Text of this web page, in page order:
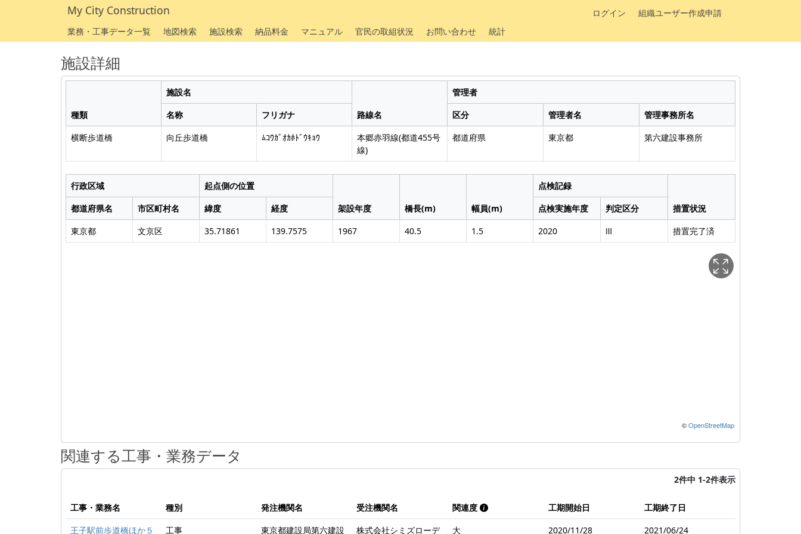
My City Construction ログイン
組織ユーザー作成申請
業務・工事データ一覧
地図検索 施設検索 納品料金 マニュアル 官民の取組状況 お問い合わせ 統計
施設詳細
種類
施設名
路線名
管理者
名称
フリガナ 区分 管理者名
管理事務所名
横断歩道橋
向丘歩道橋 ﾑｺｳｶﾞｵｶﾎﾄﾞｳｷｮｳ
本郷赤羽線(都道455号
線)
都道府県 東京都 第六建設事務所
行政区域
起点側の位置
架設年度
橋長(m) 幅員(m)
点検記録
措置状況
都道府県名 市区町村名 緯度 経度 点検実施年度
判定区分
東京都
文京区 35.71861 139.7575 1967 40.5 1.5 2020 Ⅲ 措置完了済
©OpenStreetMap
関連する工事・業務データ
2件中 1-2件表示
工事・業務名 種別 発注機関名 受注機関名 関連度 工期開始日
工期終了日
王子駅前歩道橋ほか５
工事 東京都建設局第六建設 株式会社シミズローデ 大 2020/11/28 2021/06/24